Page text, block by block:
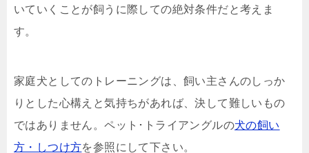
いていくことが飼うに際しての絶対条件だと考えま
す。
家庭犬としてのトレーニングは、飼い主さんのしっか
りとした心構えと気持ちがあれば、決して難しいもの
ではありません。ペット･トライアングルの犬の飼い
方・しつけ方を参照にして下さい。